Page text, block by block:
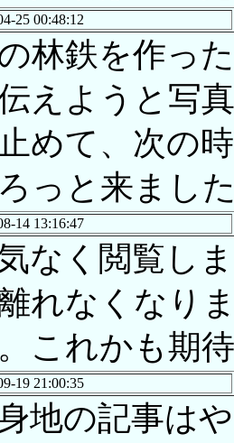
25 00:48:12
林鉄を作っ
えようと写
めて、次の
っと来まし
14 13:16:47
なく閲覧し
れなくなり
これかも期
19 21:00:35
地の記事は